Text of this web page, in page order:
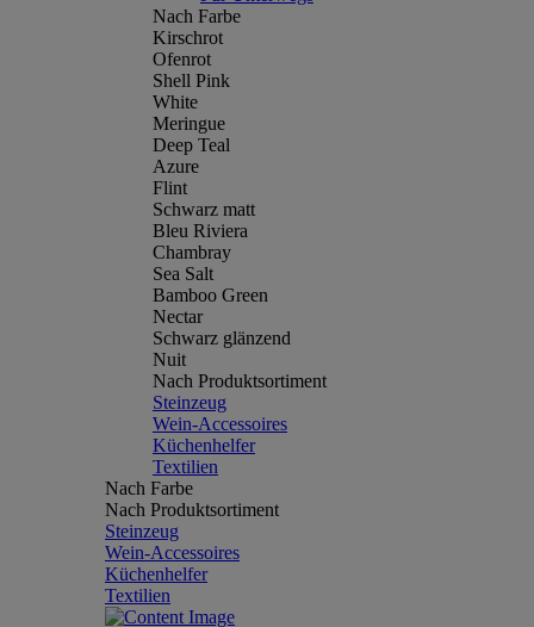
Nach Farbe
Kirschrot
Ofenrot
Shell Pink
White
Meringue
Deep Teal
Azure
Flint
Schwarz matt
Bleu Riviera
Chambray
Sea Salt
Bamboo Green
Nectar
Schwarz glänzend
Nuit
Nach Produktsortiment
Steinzeug
Wein-Accessoires
Küchenhelfer
Textilien
Nach Farbe
Nach Produktsortiment
Steinzeug
Wein-Accessoires
Küchenhelfer
Textilien